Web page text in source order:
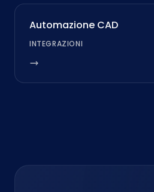
Automazione CAD
INTEGRAZIONI